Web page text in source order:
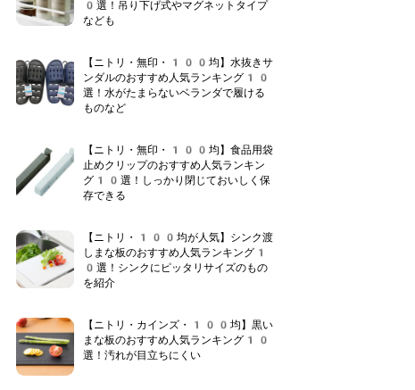
0選！吊り下げ式やマグネットタイプ
なども
【ニトリ・無印・100均】水抜きサ
ンダルのおすすめ人気ランキング10
選！水がたまらないベランダで履ける
ものなど
【ニトリ・無印・100均】食品用袋
止めクリップのおすすめ人気ランキン
グ10選！しっかり閉じておいしく保
存できる
【ニトリ・100均が人気】シンク渡
しまな板のおすすめ人気ランキング1
0選！シンクにピッタリサイズのもの
を紹介
【ニトリ・カインズ・100均】黒い
まな板のおすすめ人気ランキング10
選！汚れが目立ちにくい